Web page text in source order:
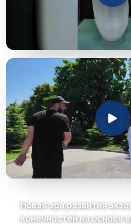
Новая эра развития
конечностей на основе